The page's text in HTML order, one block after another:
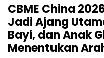
CBME China
Jadi Ajang
Bayi, dan Anak
Menentukan